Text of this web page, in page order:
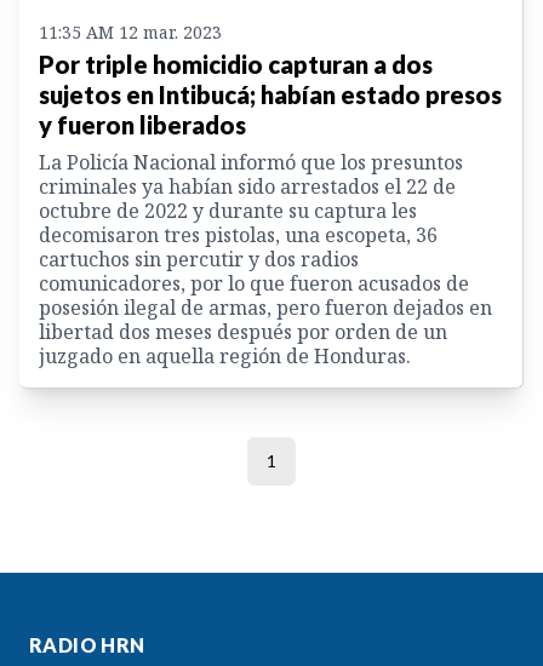
11:35 AM 12 mar. 2023
Por triple homicidio capturan a dos
sujetos en Intibucá; habían estado presos
y fueron liberados
La Policía Nacional informó que los presuntos
criminales ya habían sido arrestados el 22 de
octubre de 2022 y durante su captura les
decomisaron tres pistolas, una escopeta, 36
cartuchos sin percutir y dos radios
comunicadores, por lo que fueron acusados de
posesión ilegal de armas, pero fueron dejados en
libertad dos meses después por orden de un
juzgado en aquella región de Honduras.
1
RADIO HRN